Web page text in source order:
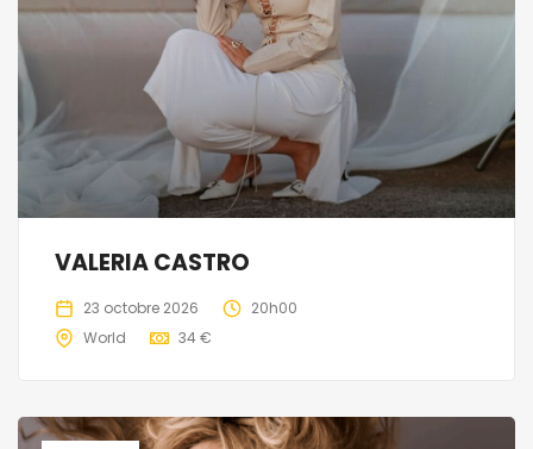
VALERIA CASTRO
23 octobre 2026
20h00
World
34 €